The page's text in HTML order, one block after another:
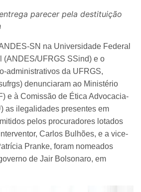
parecer pela destituição
SN na Universidade Federal
(ANDES/UFRGS SSind) e o
administrativos da UFRGS,
denunciaram ao Ministério
e à Comissão de Ética Advocacia-
as ilegalidades presentes em
pelos procuradores lotados
Carlos Bulhões, e a vice-
Pranke, foram nomeados
de Jair Bolsonaro, em